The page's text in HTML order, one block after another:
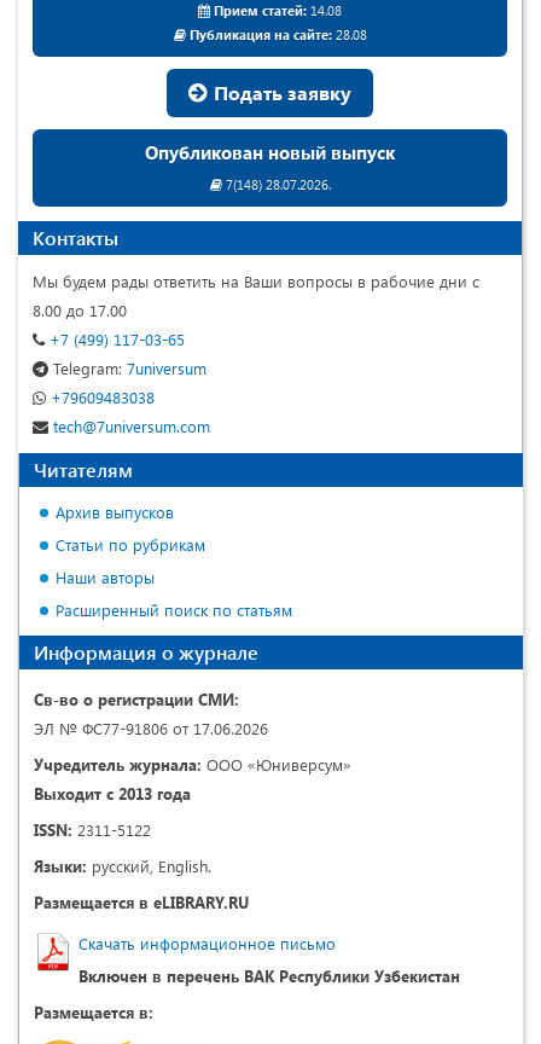
Прием статей: 14.08
Публикация на сайте:28.08
Подать заявку
Опубликован новый выпуск
7(148) 28.07.2026.
Контакты
Мы будем рады ответить на Ваши вопросы в рабочие дни с
8.00 до 17.00
+7 (499) 117-03-65
Telegram: 7universum
+79609483038
tech@7universum.com
Читателям
Архив выпусков
Статьи по рубрикам
Наши авторы
Расширенный поиск по статьям
Информация о журнале
Св-во о регистрации СМИ:
ЭЛ № ФС77-91806 от 17.06.2026
Учредитель журнала: ООО «Юниверсум»
Выходит с 2013 года
ISSN: 2311-5122
Языки: русский, English.
Размещается в eLIBRARY.RU
Скачать информационное письмо
Включен в перечень ВАК Республики Узбекистан
Размещается в: